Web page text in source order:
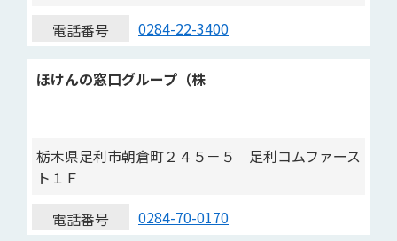
電話番号
0284-22-3400
ほけんの窓口グループ（株
栃木県足利市朝倉町２４５－５ 足利コムファース
ト１Ｆ
電話番号
0284-70-0170